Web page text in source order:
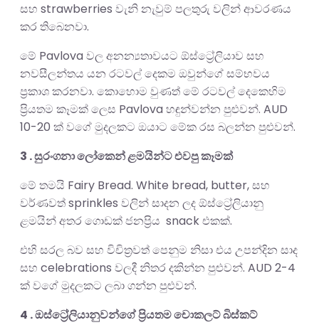
සහ strawberries වැනි නැවුම් පලතුරු වලින් ආවරණය
කර තිබෙනවා.
මේ Pavlova වල අනන්‍යතාවයට ඕස්ට්‍රේලියාව සහ
නවසීලන්තය යන රටවල් දෙකම ඔවුන්ගේ සම්භවය
ප්‍රකාශ කරනවා. කොහොම වුණත් මේ රටවල් දෙකෙහිම
ප්‍රියතම කෑමක් ලෙස Pavlova හඳුන්වන්න පුළුවන්. AUD
10-20 ක් වගේ මුදලකට ඔයාට මේක රස බලන්න පුළුවන්.
3 . සුරංගනා ලෝකෙන් ළමයින්ට එවපු කෑමක්
මේ තමයි Fairy Bread. White bread, butter, සහ
වර්ණවත් sprinkles වලින් සාදන ලද ඕස්ට්‍රේලියානු
ළමයින් අතර ගොඩක් ජනප්‍රිය snack එකක්.
එහි සරල බව සහ විචිත්‍රවත් පෙනුම නිසා එය උපන්දින සාද
සහ celebrations වලදී නිතර දකින්න පුළුවන්. AUD 2-4
ක් වගේ මුදලකට ලබා ගන්න පුළුවන්.
4 . ඔස්ට්‍රේලියානුවන්ගේ ප්‍රියතම චොකලට් බිස්කට්